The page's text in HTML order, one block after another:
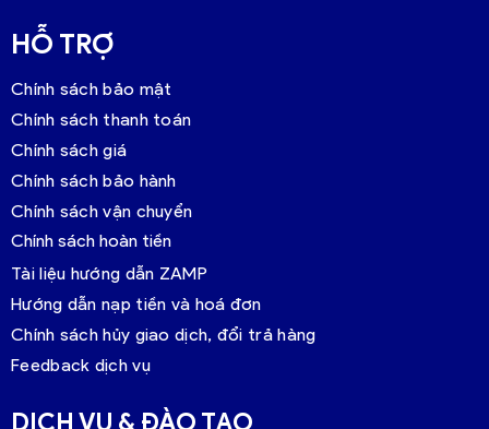
HỖ TRỢ
Chính sách bảo mật
Chính sách thanh toán
Chính sách giá
Chính sách bảo hành
Chính sách vận chuyển
Chính sách hoàn tiền
Tài liệu hướng dẫn ZAMP
Hướng dẫn nạp tiền và hoá đơn
Chính sách hủy giao dịch, đổi trả hàng
Feedback dịch vụ